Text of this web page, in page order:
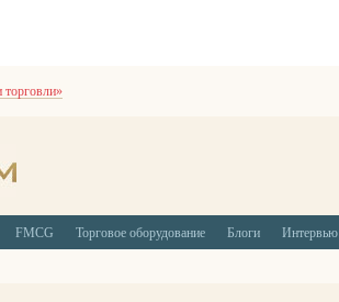
FMCG Торговое оборудование Блоги Интервью